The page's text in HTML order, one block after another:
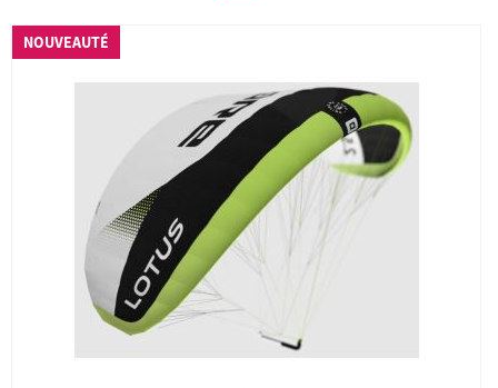
NOUVEAUTÉ